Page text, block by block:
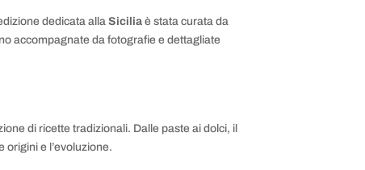
dedicata allaSicilia è stata curata da
accompagnate da fotografie e dettagliate
di ricette tradizionali. Dalle paste ai dolci, il
origini e l’evoluzione.